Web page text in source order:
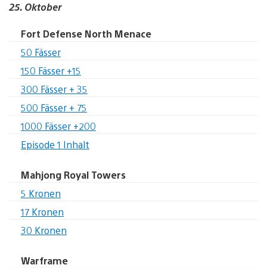
25. Oktober
Fort Defense North Menace
50 Fässer
150 Fässer +15
300 Fässer + 35
500 Fässer + 75
1000 Fässer +200
Episode 1 Inhalt
Mahjong Royal Towers
5 Kronen
17 Kronen
30 Kronen
Warframe